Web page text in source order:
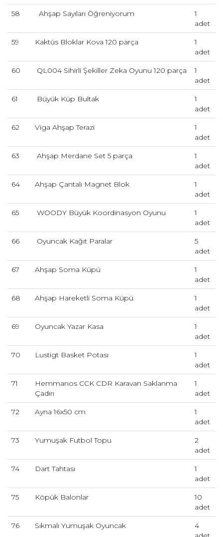
58 Ahşap Sayıları Öğreniyorum
1
adet
59 Kaktüs Bloklar Kova 120 parça
1
adet
60 QL004 Sihirli Şekiller Zeka Oyunu 120 parça
1
adet
61 Büyük Küp Bultak
1
adet
62 Viga Ahşap Terazi
1
adet
63 Ahşap Merdane Set 5 parça
1
adet
64 Ahşap Çantalı Magnet Blok
1
adet
65 WOODY Büyük Koordinasyon Oyunu
1
adet
66 Oyuncak Kağıt Paralar
5
adet
67 Ahşap Soma Küpü
1
adet
68 Ahşap Hareketli Soma Küpü
1
adet
69 Oyuncak Yazar Kasa
1
adet
70 Lustigt Basket Potası
1
adet
71
Hemmanos CCK CDR Karavan Saklanma
Çadırı
1
adet
72 Ayna 16x50 cm
1
adet
73 Yumuşak Futbol Topu
2
adet
74 Dart Tahtası
1
adet
75 Köpük Balonlar
10
adet
76 Sıkmalı Yumuşak Oyuncak
4